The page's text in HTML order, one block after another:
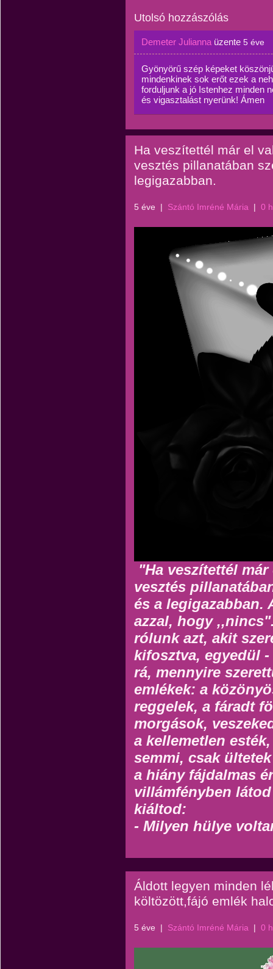
Utolsó hozzászólás
Demeter Julianna üzente 5 éve
Gyönyörű szép képeket
mindenkinek sok erőt ezek a
forduljunk a jó Istenhez minden
és vigasztalást nyerünk! Ámen
Ha veszítettél már el
vesztés pillanatában
legigazabban.
5 éve | Szántó Imréné Mária | 0
"Ha veszítettél
vesztés
és a legigazabban.
azzal, hogy
rólunk azt, akit
kifosztva, egyedül
rá, mennyire
emlékek: a
reggelek, a fáradt
morgások,
a kellemetlen
semmi, csak
a hiány fájdalmas
villámfényben
kiáltod:
- Milyen hülye
Áldott legyen minden
költözött,fájó emlék
5 éve | Szántó Imréné Mária | 0